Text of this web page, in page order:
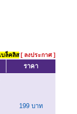
บล็คลิส [ ลงประกาศ ]
ราคา
199 บาท